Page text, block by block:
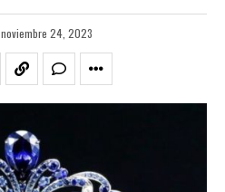
noviembre 24, 2023